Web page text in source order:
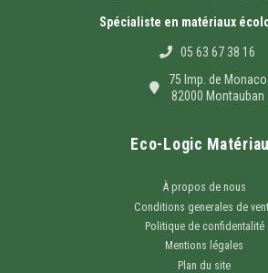
Spécialiste en matériaux
05 63 67 38 16
75 Imp. de Monaco
82000 Montauban
Eco-Logic
À propos de nous
Conditions generales de
Politique de confidentalité
Mentions légales
Plan du site